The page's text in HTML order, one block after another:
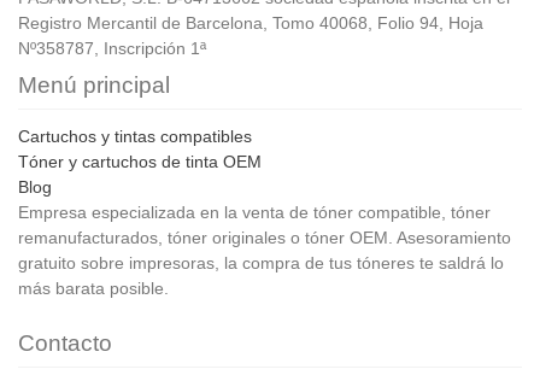
Registro Mercantil de Barcelona, Tomo 40068, Folio 94, Hoja
Nº358787, Inscripción 1ª
Menú principal
Cartuchos y tintas compatibles
Tóner y cartuchos de tinta OEM
Blog
Empresa especializada en la venta de tóner compatible, tóner
remanufacturados, tóner originales o tóner OEM. Asesoramiento
gratuito sobre impresoras, la compra de tus tóneres te saldrá lo
más barata posible.
Contacto